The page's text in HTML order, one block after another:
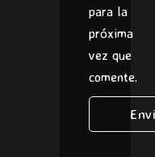
para la
próxima
vez que
comente.